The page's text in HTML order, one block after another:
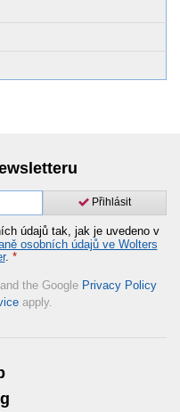
Přihlásit
údajů tak, jak je uvedeno v
osobních údajů ve Wolters
. *
the Google Privacy Policy
apply.